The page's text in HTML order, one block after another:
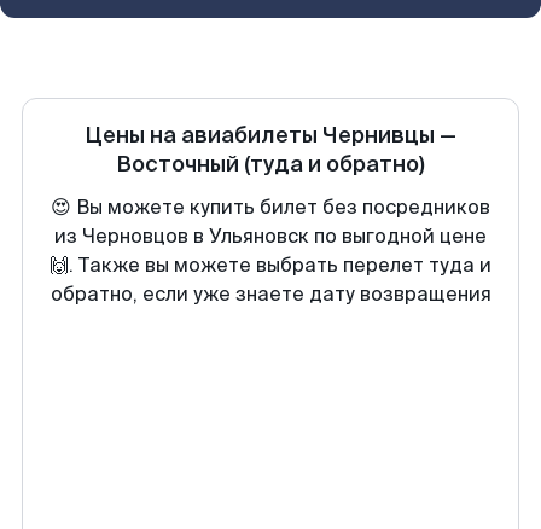
Цены на авиабилеты Чернивцы —
Восточный (туда и обратно)
😍 Вы можете купить билет без посредников
из Черновцов в Ульяновск по выгодной цене
🙌. Также вы можете выбрать перелет туда и
обратно, если уже знаете дату возвращения